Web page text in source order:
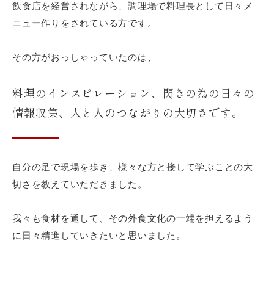
飲食店を経営されながら、調理場で料理長として日々メ
ニュー作りをされている方です。
その方がおっしゃっていたのは、
料理のインスピレーション、閃きの為の日々の
情報収集、人と人のつながりの大切さです。
自分の足で現場を歩き、様々な方と接して学ぶことの大
切さを教えていただきました。
我々も食材を通して、その外食文化の一端を担えるよう
に日々精進していきたいと思いました。